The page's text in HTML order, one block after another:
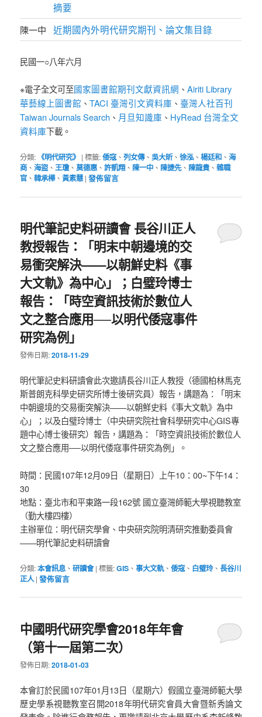
摘要
陳一中 近期國內外明代研究期刊、論文集目錄
民國一○八年六月
※電子全文可至國家圖書館期刊文獻資訊網 、Airiti Library
華藝線上圖書館 、TACI 臺灣引文資料庫 、 臺灣人社百刊
Taiwan Journals Search 、 月旦知識庫 、 HyRead 台灣全文
資料庫下載。
分類: 《明代研究》 |標籤:倭寇、列女傳、吳大昕、徐泓、楊廷和 、海
商、海盜、王瓊 、莫德惠 、許凱翔 、 陳一中 、 陳捷先、 陳龍貴、雜職
官 、韓承樺、黃素慧 |發佈留言
明代筆記史料研讀會 長谷川正人
教授報告：「明末中朝邊境的交
易衝突解決——以朝鮮史料《事
大文軌》為中心」；白璧玲博士
報告：「時空資訊技術於數位人
文之整合應用──以明代倭寇事件
研究為例」
發佈日期:2018-11-29
明代筆記史料研讀會此次邀請長谷川正人教授（德國柏林馬克
斯普朗克科學史研究所博士後研究員）報告，講題為：「明末
中朝邊境的交易衝突解決——以朝鮮史料《事大文軌》為中
心」；以及白璧玲博士（中央研究院社會科學研究中心GIS專
題中心博士後研究）報告，講題為：「時空資訊技術於數位人
文之整合應用──以明代倭寇事件研究為例」。
時間：民國107年12月09日（星期日）上午10：00~下午14：
30
地點：臺北市和平東路一段162號 國立臺灣師範大學視聽教室
（勤大樓四樓）
主辦單位：明代研究學會、中央研究院明清研究推動委員會
——明代筆記史料研讀會
分類:本會訊息 、研讀會 |標籤:GIS 、事大文軌、倭寇、 白璧玲、長谷川
正人 |發佈留言
中國明代研究學會2018年年會
（第十一屆第二次）
發佈日期:2018-01-03
本會訂於民國107年01月13日（星期六）假國立臺灣師範大學
歷史學系視聽教室召開2018年明代研究會員大會暨新秀論文